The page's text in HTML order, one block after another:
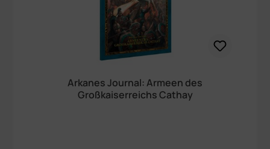
Arkanes Journal: Armeen des
Großkaiserreichs Cathay